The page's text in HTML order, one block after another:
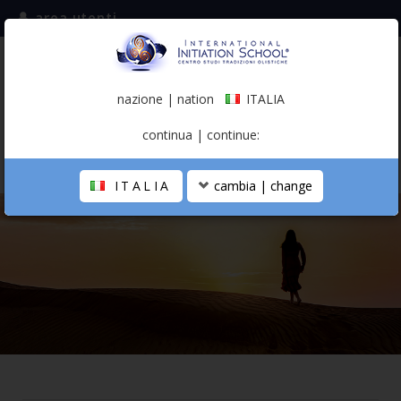
iscriviti alla mailing list
(italiano)
area utenti
LA SCUOLA
nazione | nation ITALIA
continua | continue:
ITALIA cambia | change